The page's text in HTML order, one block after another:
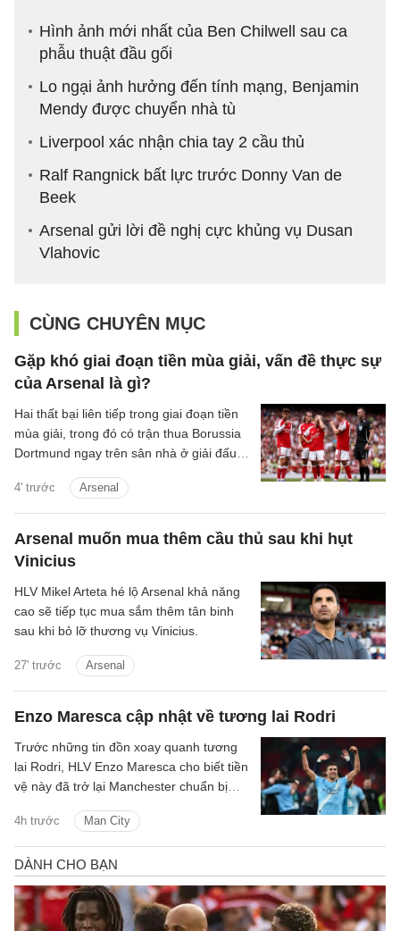
Hình ảnh mới nhất của Ben Chilwell sau ca
phẫu thuật đầu gối
Lo ngại ảnh hưởng đến tính mạng, Benjamin
Mendy được chuyển nhà tù
Liverpool xác nhận chia tay 2 cầu thủ
Ralf Rangnick bất lực trước Donny Van de
Beek
Arsenal gửi lời đề nghị cực khủng vụ Dusan
Vlahovic
CÙNG CHUYÊN MỤC
Gặp khó giai đoạn tiền mùa giải, vấn đề thực sự
của Arsenal là gì?
4' trước Arsenal
Hai thất bại liên tiếp trong giai đoạn tiền
mùa giải, trong đó có trận thua Borussia
Dortmund ngay trên sân nhà ở giải đấu
ràng không phải màn chạy đà mà người
hâm mộ Arsenal mong muốn.
Arsenal muốn mua thêm cầu thủ sau khi hụt
Vinicius
27' trước Arsenal
HLV Mikel Arteta hé lộ Arsenal khả năng
cao sẽ tiếp tục mua sắm thêm tân binh
sau khi bỏ lỡ thương vụ Vinicius.
Enzo Maresca cập nhật về tương lai Rodri
4h trước Man City
Trước những tin đồn xoay quanh tương
lai Rodri, HLV Enzo Maresca cho biết tiền
vệ này đã trở lại Manchester chuẩn bị